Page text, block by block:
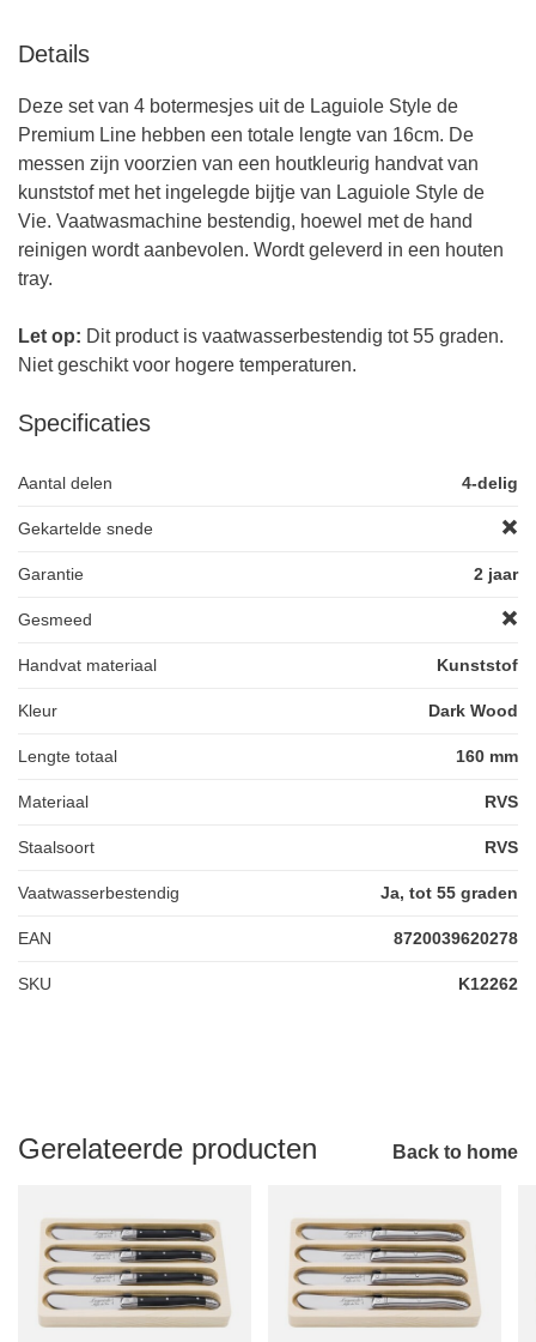
Details
Deze set van 4 botermesjes uit de Laguiole Style de
Premium Line hebben een totale lengte van 16cm. De
messen zijn voorzien van een houtkleurig handvat van
kunststof met het ingelegde bijtje van Laguiole Style de
Vie. Vaatwasmachine bestendig, hoewel met de hand
reinigen wordt aanbevolen. Wordt geleverd in een houten
tray.
Let op: Dit product is vaatwasserbestendig tot 55 graden.
Niet geschikt voor hogere temperaturen.
Specificaties
Aantal delen 4-delig
Gekartelde snede
Garantie 2 jaar
Gesmeed
Handvat materiaal Kunststof
Kleur Dark Wood
Lengte totaal 160 mm
Materiaal RVS
Staalsoort RVS
Vaatwasserbestendig Ja, tot 55 graden
EAN 8720039620278
SKU K12262
Gerelateerde producten Back to home